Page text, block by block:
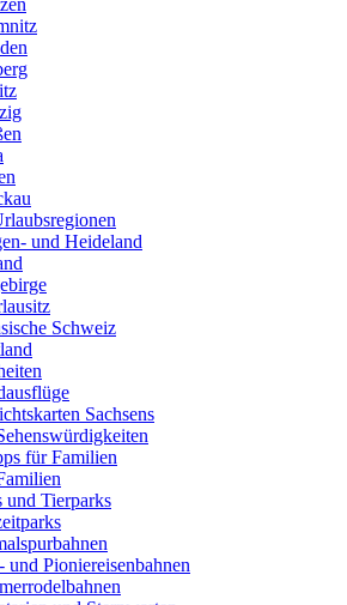
und Heideland
Schweiz
Sachsens
für Familien
und Tierparks
und Pioniereisenbahnen